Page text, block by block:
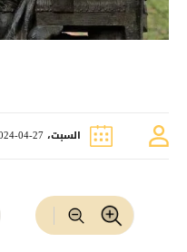
السبت، 27-04-2024